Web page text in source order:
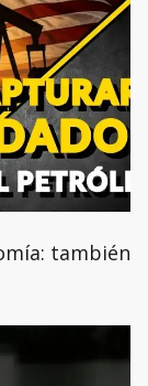
también